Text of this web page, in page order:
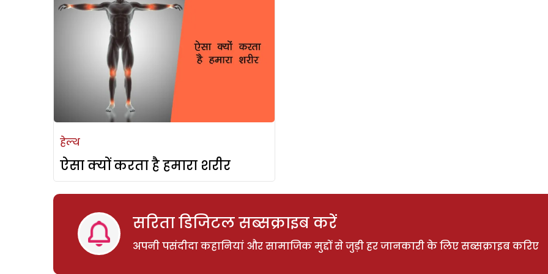
हेल्थ
ऐसा क्यों करता है हमारा शरीर
सरिता डिजिटल सब्सक्राइब करें
अपनी पसंदीदा कहानियां और सामाजिक मुद्दों से जुड़ी हर जानकारी के लिए सब्सक्राइब करिए